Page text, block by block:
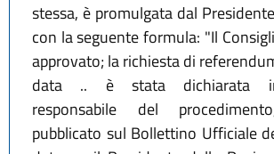
stessa, è promulgata dal
con la seguente formula: "Il
approvato; la richiesta di
data .. è stata dichiarata
responsabile del
pubblicato sul Bollettino Ufficiale